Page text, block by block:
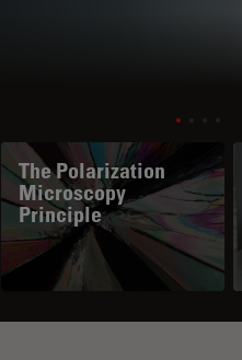
The Polarization
Microscopy
Principle